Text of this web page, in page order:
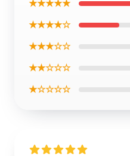
★★★★★
★★★★☆
★★★☆☆
★★☆☆☆
★☆☆☆☆